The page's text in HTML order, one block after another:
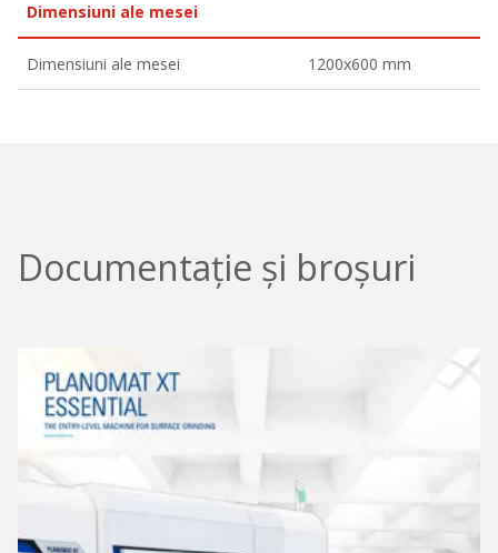
Dimensiuni ale mesei
Dimensiuni ale mesei 1200x600 mm
Documentație și broșuri